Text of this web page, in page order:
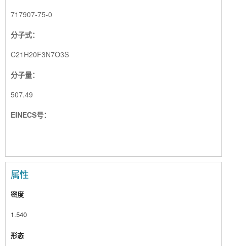
717907-75-0
分子式：
C21H20F3N7O3S
分子量：
507.49
EINECS号：
属性
密度
1.540
形态